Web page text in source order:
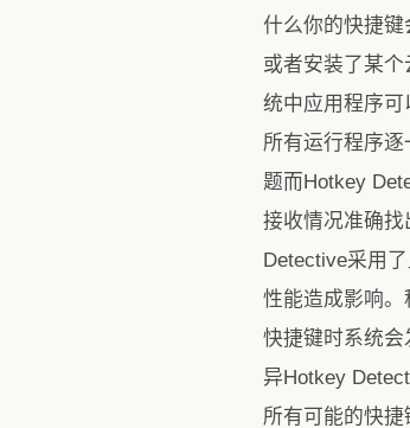
什么你的快捷
或者安装了某
统中应用程序
所有运行程序
题而Hotkey
接收情况准确
Detective采用
性能造成影响
快捷键时系统
异Hotkey
所有可能的快